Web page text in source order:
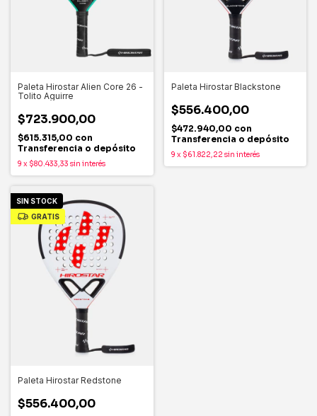
Paleta Hirostar Alien Core 26 -
Tolito Aguirre
$723.900,00
$615.315,00 con
Transferencia o depósito
9 x $80.433,33 sin interés
Paleta Hirostar Blackstone
$556.400,00
$472.940,00 con
Transferencia o depósito
9 x $61.822,22 sin interés
SIN STOCK
GRATIS
Paleta Hirostar Redstone
$556.400,00